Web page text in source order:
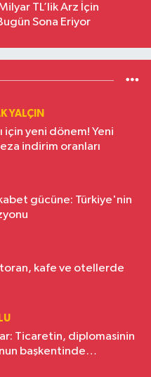
TL’lik Arz İçin
Sona Eriyor
YALÇIN
için yeni dönem! Yeni
indirim oranları
gücüne: Türkiye'nin
kafe ve otellerde
Ticaretin, diplomasinin
başkentinde